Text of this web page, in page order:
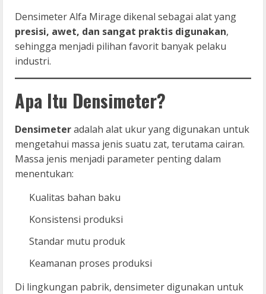
Densimeter Alfa Mirage dikenal sebagai alat yang
presisi, awet, dan sangat praktis digunakan,
sehingga menjadi pilihan favorit banyak pelaku
industri.
Apa Itu Densimeter?
Densimeteradalah alat ukur yang digunakan untuk
mengetahui massa jenis suatu zat, terutama cairan.
Massa jenis menjadi parameter penting dalam
menentukan:
Kualitas bahan baku
Konsistensi produksi
Standar mutu produk
Keamanan proses produksi
Di lingkungan pabrik, densimeter digunakan untuk